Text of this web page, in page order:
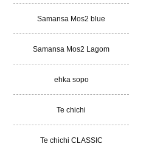
Samansa Mos2 blue
Samansa Mos2 Lagom
ehka sopo
Te chichi
Te chichi CLASSIC